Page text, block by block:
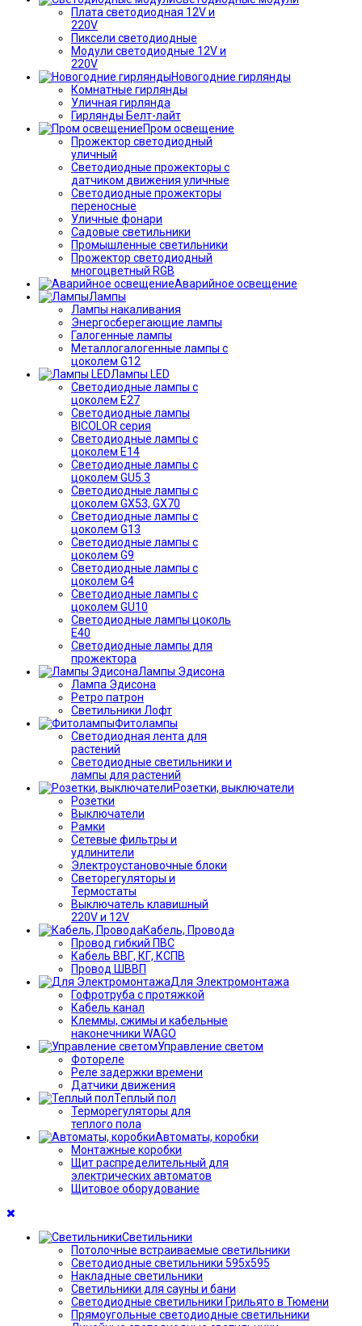
Плата светодиодная 12V и
220V
Пиксели светодиодные
Модули светодиодные 12V и
220V
Новогодние гирлянды
Комнатные гирлянды
Уличная гирлянда
Гирлянды Белт-лайт
Пром освещение
Прожектор светодиодный
уличный
Светодиодные прожекторы с
датчиком движения уличные
Светодиодные прожекторы
переносные
Уличные фонари
Садовые светильники
Промышленные светильники
Прожектор светодиодный
многоцветный RGB
Аварийное освещение
Лампы
Лампы накаливания
Энергосберегающие лампы
Галогенные лампы
Металлогалогенные лампы с
цоколем G12
Лампы LED
Светодиодные лампы с
цоколем E27
Светодиодные лампы
BICOLOR серия
Светодиодные лампы с
цоколем E14
Светодиодные лампы с
цоколем GU5.3
Светодиодные лампы с
цоколем GX53, GX70
Светодиодные лампы с
цоколем G13
Светодиодные лампы с
цоколем G9
Светодиодные лампы с
цоколем G4
Светодиодные лампы с
цоколем GU10
Светодиодные лампы цоколь
Е40
Светодиодные лампы для
прожектора
Лампы Эдисона
Лампа Эдисона
Ретро патрон
Светильники Лофт
Фитолампы
Светодиодная лента для
растений
Светодиодные светильники и
лампы для растений
Розетки, выключатели
Розетки
Выключатели
Рамки
Сетевые фильтры и
удлинители
Электроустановочные блоки
Светорегуляторы и
Термостаты
Выключатель клавишный
220V и 12V
Кабель, Провода
Провод гибкий ПВС
Кабель ВВГ, КГ, КСПВ
Провод ШВВП
Для Электромонтажа
Гофротруба с протяжкой
Кабель канал
Клеммы, сжимы и кабельные
наконечники WAGO
Управление светом
Фотореле
Реле задержки времени
Датчики движения
Теплый пол
Терморегуляторы для
теплого пола
Автоматы, коробки
Монтажные коробки
Щит распределительный для
электрических автоматов
Щитовое оборудование
Светильники
Потолочные встраиваемые светильники
Светодиодные светильники 595х595
Накладные светильники
Светильники для сауны и бани
Светодиодные светильники Грильято в Тюмени
Прямоугольные светодиодные светильники